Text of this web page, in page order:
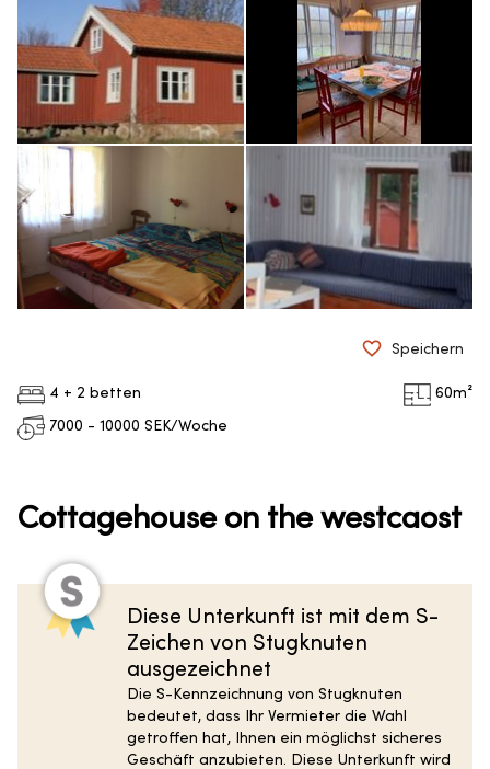
4 + 2 betten 60m²
7000 - 10000 SEK/Woche
Speichern
Cottagehouse on the westcaost
Diese Unterkunft ist mit dem S-
Zeichen von Stugknuten
ausgezeichnet
Die S-Kennzeichnung von Stugknuten
bedeutet, dass Ihr Vermieter die Wahl
getroffen hat, Ihnen ein möglichst sicheres
Geschäft anzubieten. Diese Unterkunft wird